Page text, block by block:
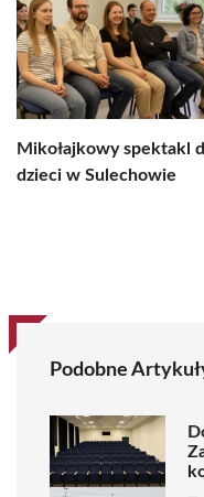
Mikołajkowy spektakl
dzieci w Sulechowie
Podobne